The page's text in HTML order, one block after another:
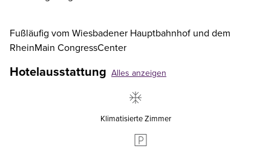
Fußläufig vom Wiesbadener Hauptbahnhof und dem
RheinMain CongressCenter
Hotelausstattung Alles anzeigen
Klimatisierte Zimmer